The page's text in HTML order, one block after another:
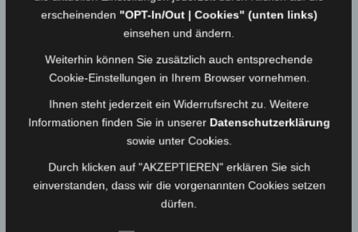
Dauer der Bergungs- und Reinigungsarbeiten
komplett gesperrt.
Einsatzfotos:
erscheinenden "OPT-In/Out | Cookies" (unten links)
einsehen und ändern.
Weiterhin können Sie zusätzlich auch entsprechende
Cookie-Einstellungen in Ihrem Browser vornehmen.
Ihnen steht jederzeit ein Widerrufsrecht zu. Weitere
Informationen finden Sie in unserer Datenschutzerklärung
sowie unter Cookies.
Durch klicken auf "AKZEPTIEREN" erklären Sie sich
einverstanden, dass wir die vorgenannten Cookies setzen
dürfen.